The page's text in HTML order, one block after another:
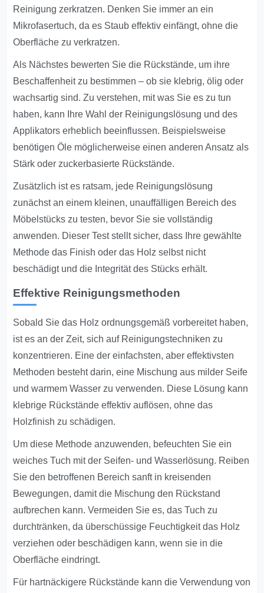
Reinigung zerkratzen. Denken Sie immer an ein
Mikrofasertuch, da es Staub effektiv einfängt, ohne die
Oberfläche zu verkratzen.
Als Nächstes bewerten Sie die Rückstände, um ihre
Beschaffenheit zu bestimmen – ob sie klebrig, ölig oder
wachsartig sind. Zu verstehen, mit was Sie es zu tun
haben, kann Ihre Wahl der Reinigungslösung und des
Applikators erheblich beeinflussen. Beispielsweise
benötigen Öle möglicherweise einen anderen Ansatz als
Stärk oder zuckerbasierte Rückstände.
Zusätzlich ist es ratsam, jede Reinigungslösung
zunächst an einem kleinen, unauffälligen Bereich des
Möbelstücks zu testen, bevor Sie sie vollständig
anwenden. Dieser Test stellt sicher, dass Ihre gewählte
Methode das Finish oder das Holz selbst nicht
beschädigt und die Integrität des Stücks erhält.
Effektive Reinigungsmethoden
Sobald Sie das Holz ordnungsgemäß vorbereitet haben,
ist es an der Zeit, sich auf Reinigungstechniken zu
konzentrieren. Eine der einfachsten, aber effektivsten
Methoden besteht darin, eine Mischung aus milder Seife
und warmem Wasser zu verwenden. Diese Lösung kann
klebrige Rückstände effektiv auflösen, ohne das
Holzfinish zu schädigen.
Um diese Methode anzuwenden, befeuchten Sie ein
weiches Tuch mit der Seifen- und Wasserlösung. Reiben
Sie den betroffenen Bereich sanft in kreisenden
Bewegungen, damit die Mischung den Rückstand
aufbrechen kann. Vermeiden Sie es, das Tuch zu
durchtränken, da überschüssige Feuchtigkeit das Holz
verziehen oder beschädigen kann, wenn sie in die
Oberfläche eindringt.
Für hartnäckigere Rückstände kann die Verwendung von